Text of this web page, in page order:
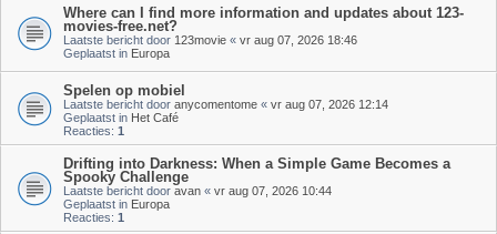
Where can I find more information and updates about 123-
movies-free.net?
Laatste bericht door 123movie « vr aug 07, 2026 18:46
Geplaatst in Europa
Spelen op mobiel
Laatste bericht door anycomentome « vr aug 07, 2026 12:14
Geplaatst in Het Café
Reacties: 1
Drifting into Darkness: When a Simple Game Becomes a
Spooky Challenge
Laatste bericht door avan « vr aug 07, 2026 10:44
Geplaatst in Europa
Reacties: 1